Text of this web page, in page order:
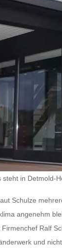
in
Schulze
angenehm
Ralf
und